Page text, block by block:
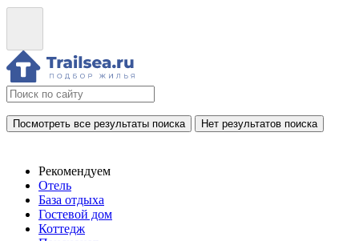
Посмотреть все результаты поиска Нет результатов поиска
Рекомендуем
Отель
База отдыха
Гостевой дом
Коттедж